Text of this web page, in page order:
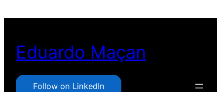
conteúdo
Eduardo Maçan
Follow on LinkedIn